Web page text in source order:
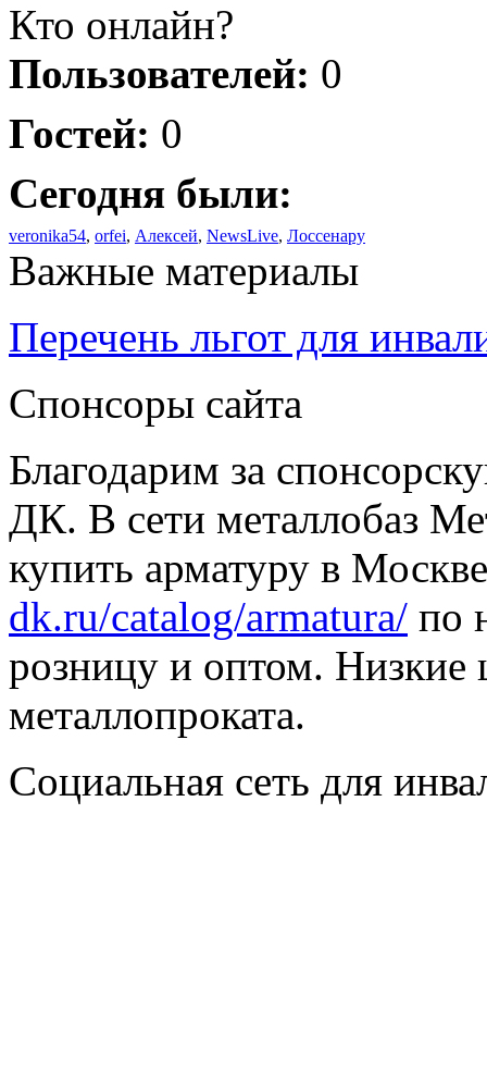
Кто онлайн?
Пользователей: 0
Гостей: 0
Сегодня были:
veronika54, orfei, Алексей, NewsLive, Лоссенару
Важные материалы
Перечень льгот для
Спонсоры сайта
Благодарим за
ДК. В сети металлобаз
купить арматуру в
dk.ru/catalog/armatura/ по
розницу и оптом. Низкие
металлопроката.
Социальная сеть для